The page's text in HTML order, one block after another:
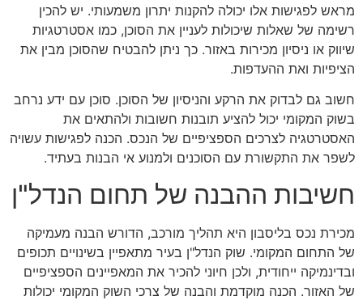
מראש לפגישות אלו יכולה להקנות יתרון משמעותי. יש להכין
רשימה של שאלות שיכולות לעניין את הסוכן, כמו אסטרטגיות
שיווק או ניסיון מכירות באזור. כך ניתן להבטיח שהסוכן מבין את
הציפיות ואת ההעדפות.
חשוב גם לבדוק את הרקע והניסיון של הסוכן. סוכן עם ידע נרחב
בשוק המקומי יכול להציע תובנות חשובות ולהתאים את
האסטרטגיה לצרכים הספציפיים של הנכס. הכנה לפגישות עשויה
לשפר את התקשורת עם הסוכנים ולמנוע אי הבנות בעתיד.
חשיבות ההבנה של תחום הנדל"ן
מכירת נכס בליסבון היא תהליך מורכב, הדורש הבנה מעמיקה
של התחום המקומי. שוק הנדל"ן בעיר מתאפיין בשינויים תכופים
ובדינמיקה ייחודית, ולכן חיוני להכיר את המאפיינים הספציפיים
של האזור. הכנה מוקדמת והבנה של צרכי השוק המקומי יכולות